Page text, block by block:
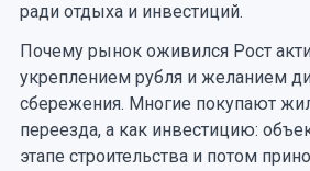
ради отдыха и инвестиций.
Почему рынок оживился Рост
укреплением рубля и желанием
сбережения. Многие покупают
переезда, а как инвестицию:
этапе строительства и потом